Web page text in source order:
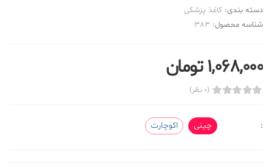
دسته بندی: کاغذ پزشکی
شناسه محصول: 383
1,068,000 تومان
(0 نظر)
: چینی اکوچارت